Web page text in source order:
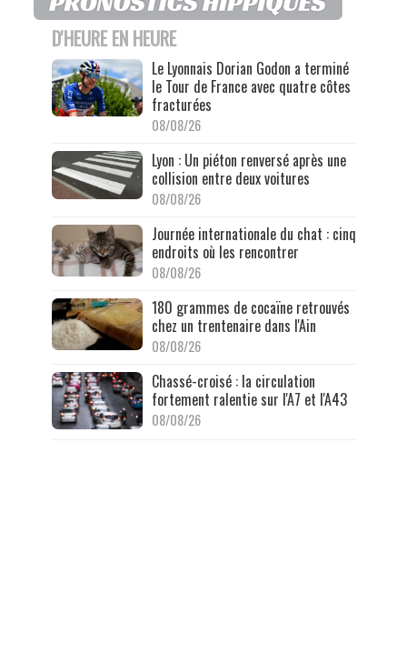
D'HEURE EN HEURE
Le Lyonnais Dorian Godon a terminé
le Tour de France avec quatre côtes
fracturées
08/08/26
Lyon : Un piéton renversé après une
collision entre deux voitures
08/08/26
Journée internationale du chat : cinq
endroits où les rencontrer
08/08/26
180 grammes de cocaïne retrouvés
chez un trentenaire dans l'Ain
08/08/26
Chassé-croisé : la circulation
fortement ralentie sur l'A7 et l'A43
08/08/26